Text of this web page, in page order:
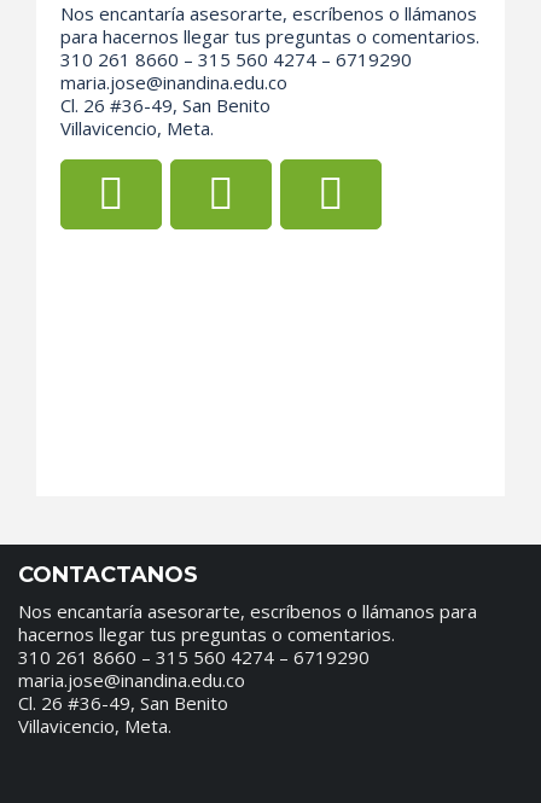
Nos encantaría asesorarte, escríbenos o llámanos
para hacernos llegar tus preguntas o comentarios.
310 261 8660 – 315 560 4274 – 6719290
maria.jose@inandina.edu.co
Cl. 26 #36-49, San Benito
Villavicencio, Meta.
CONTACTANOS
Nos encantaría asesorarte, escríbenos o llámanos para
hacernos llegar tus preguntas o comentarios.
310 261 8660 – 315 560 4274 – 6719290
maria.jose@inandina.edu.co
Cl. 26 #36-49, San Benito
Villavicencio, Meta.